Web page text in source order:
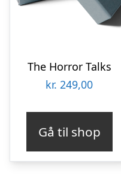
The Horror Talks
kr. 249,00
Gå til shop